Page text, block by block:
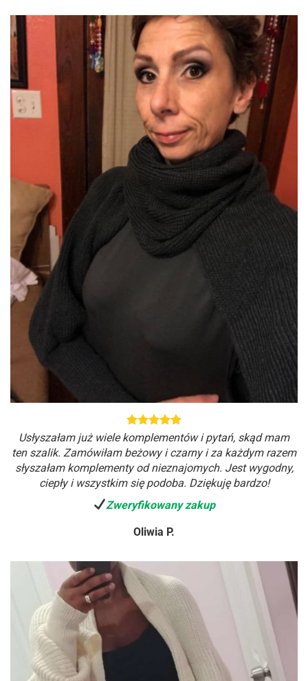
Usłyszałam już wiele komplementów i pytań, skąd mam
ten szalik. Zamówiłam beżowy i czarny i za każdym razem
słyszałam komplementy od nieznajomych. Jest wygodny,
ciepły i wszystkim się podoba. Dziękuję bardzo!
Zweryfikowany zakup
Oliwia P.